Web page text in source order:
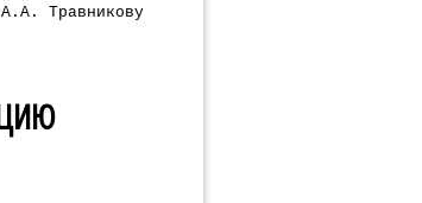
А.А. Травникову